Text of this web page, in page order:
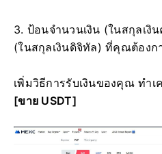
3. ป้อนจำนวนเงิน (ในสกุลเ
(ในสกุลเงินดิจิทัล) ที่คุณต้องก
เพิ่มวิธีการรับเงินของคุณ ทำ
[ขาย USDT]